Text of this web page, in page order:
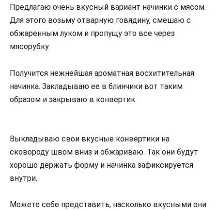
Предлагаю очень вкусный вариант начинки с мясом.
Для этого возьму отварную говядину, смешаю с
обжаренным луком и пропущу это все через
мясорубку.
Получится нежнейшая ароматная восхитительная
начинка. Закладываю ее в блинчики вот таким
образом и закрываю в конвертик.
Выкладываю свои вкусные конвертики на
сковороду швом вниз и обжариваю. Так они будут
хорошо держать форму и начинка зафиксируется
внутри.
Можете себе представить, насколько вкусными они